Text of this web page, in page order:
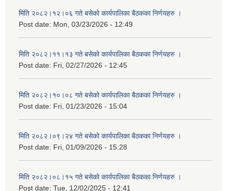
मिति २०८२।१२।०६ गते बसेको कार्यपालिका बैठकका निर्णयहरु ।
Post date: Mon, 03/23/2026 - 12:49
मिति २०८२।११।१३ गते बसेको कार्यपालिका बैठकका निर्णयहरु ।
Post date: Fri, 02/27/2026 - 12:45
मिति २०८२।१०।०८ गते बसेको कार्यपालिका बैठकका निर्णयहरु ।
Post date: Fri, 01/23/2026 - 15:04
मिति २०८२।०९।२४ गते बसेको कार्यपालिका बैठकका निर्णयहरु ।
Post date: Fri, 01/09/2026 - 15:28
मिति २०८२।०८।१५ गते बसेको कार्यपालिका बैठकका निर्णयहरु ।
Post date: Tue, 12/02/2025 - 12:41